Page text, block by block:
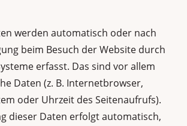
werden automatisch oder nach
beim Besuch der Website durch
erfasst. Das sind vor allem
Daten (z. B. Internetbrowser,
oder Uhrzeit des Seitenaufrufs).
dieser Daten erfolgt automatisch,